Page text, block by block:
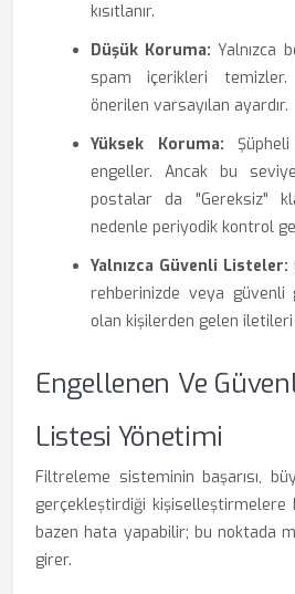
kısıtlanır.
Düşük Koruma: Yalnızca
spam içerikleri
önerilen varsayılan ayardır.
Yüksek Koruma:
engeller. Ancak bu
postalar da "Gereksiz"
nedenle periyodik kontrol
Yalnızca Güvenli Listeler:
rehberinizde veya güvenli
olan kişilerden gelen
Engellenen Ve
Listesi Yönetimi
Filtreleme sisteminin başarısı,
gerçekleştirdiği kişiselleştirmelere
bazen hata yapabilir; bu noktada
girer.